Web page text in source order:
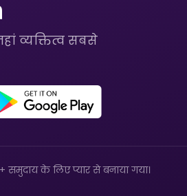
व्यक्तित्व सबसे
समुदाय के लिए प्यार से बनाया गया।